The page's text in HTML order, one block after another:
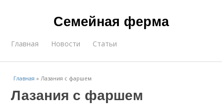
Семейная ферма
Главная Новости Статьи
Главная »Лазания с фаршем
Лазания с фаршем